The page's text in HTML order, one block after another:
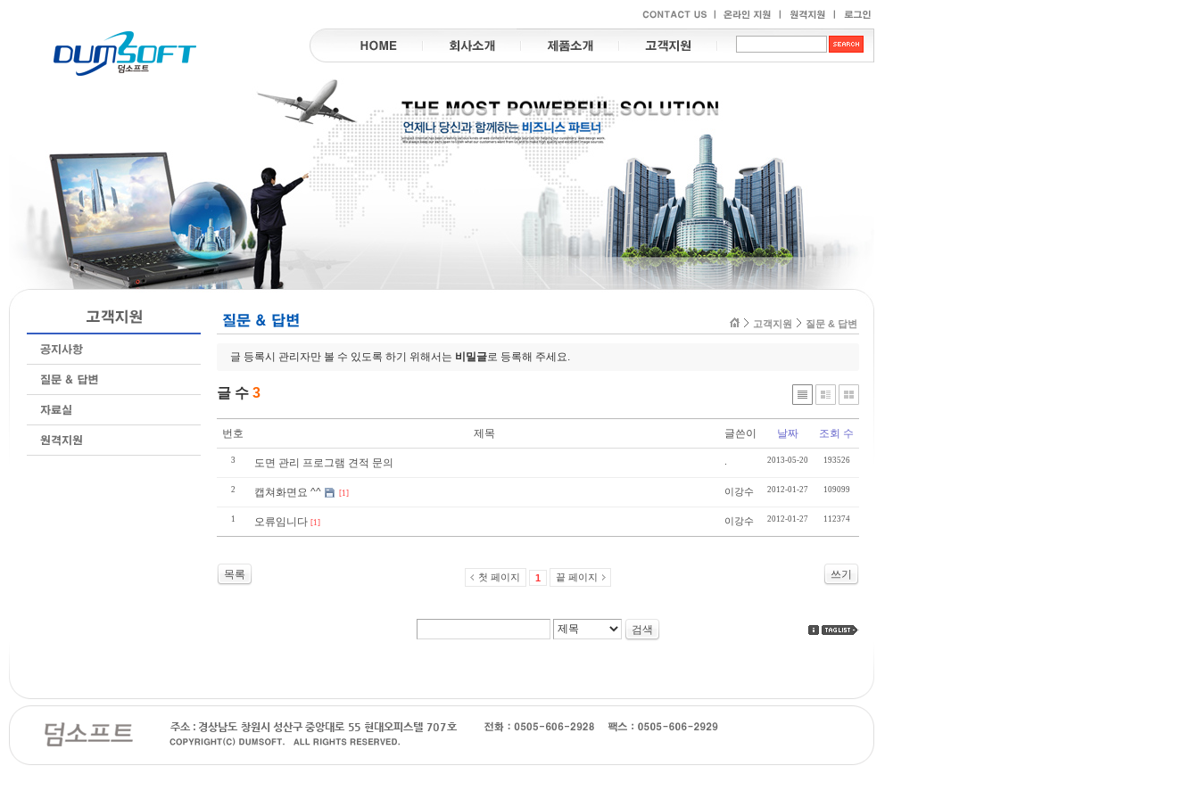
고객지원 질문 & 답변
글 등록시 관리자만 볼 수 있도록 하기 위해서는 비밀글로 등록해 주세요.
글 수 3
번호 제목 글쓴이 날짜 조회 수
3 도면 관리 프로그램 견적 문의 2013-05-20 193526
2 캡쳐화면요 ^^ [1] 이강수 2012-01-27 109099
1 오류임니다 [1] 이강수 2012-01-27 112374
목록 쓰기
첫 페이지 1 끝 페이지
검색